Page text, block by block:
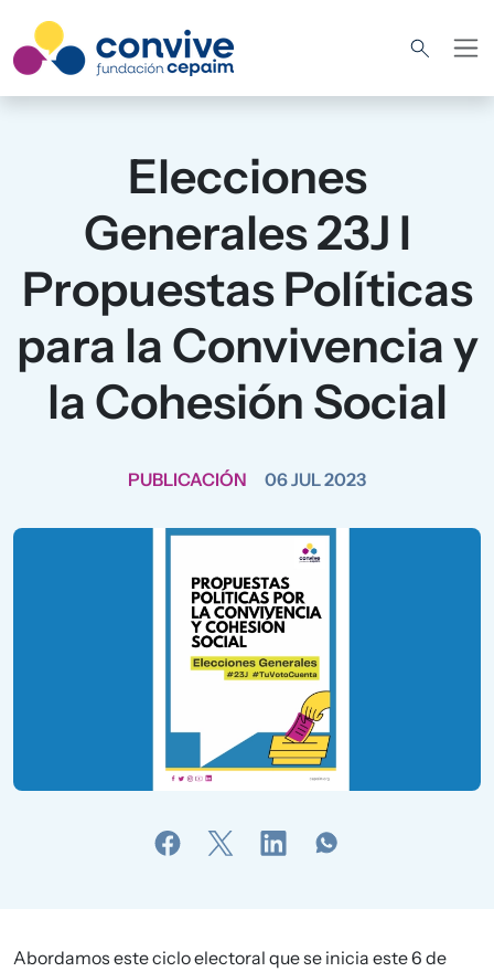
Elecciones
Generales 23J I
Propuestas Políticas
para la Convivencia y
la Cohesión Social
PUBLICACIÓN 06 JUL 2023
Abordamos este ciclo electoral que se inicia este 6 de